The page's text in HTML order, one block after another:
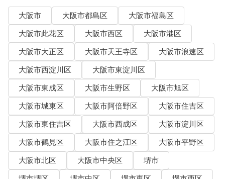
大阪市 大阪市都島区
大阪市福島区
大阪市此花区
大阪市西区
大阪市港区
大阪市大正区
大阪市天王寺区
大阪市浪速区
大阪市西淀川区
大阪市東淀川区
大阪市東成区
大阪市生野区
大阪市旭区
大阪市城東区
大阪市阿倍野区
大阪市住吉区
大阪市東住吉区
大阪市西成区
大阪市淀川区
大阪市鶴見区
大阪市住之江区
大阪市平野区
大阪市北区
大阪市中央区
堺市